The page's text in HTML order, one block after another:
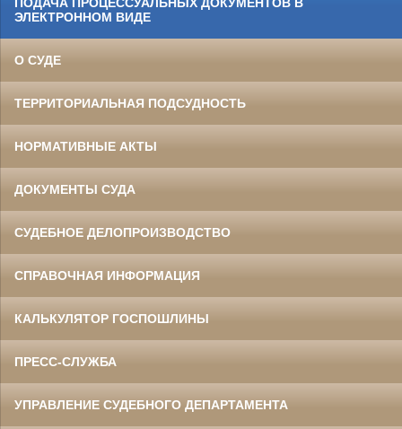
ЭЛЕКТРОННОМ ВИДЕ
О СУДЕ
ТЕРРИТОРИАЛЬНАЯ ПОДСУДНОСТЬ
НОРМАТИВНЫЕ АКТЫ
ДОКУМЕНТЫ СУДА
СУДЕБНОЕ ДЕЛОПРОИЗВОДСТВО
СПРАВОЧНАЯ ИНФОРМАЦИЯ
КАЛЬКУЛЯТОР ГОСПОШЛИНЫ
ПРЕСС-СЛУЖБА
УПРАВЛЕНИЕ СУДЕБНОГО ДЕПАРТАМЕНТА